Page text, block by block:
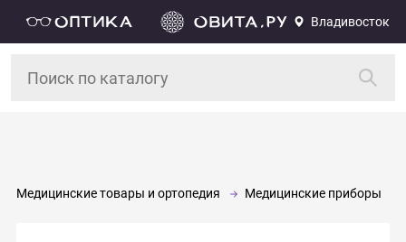
Владивосток
Медицинские товары и ортопедия Медицинские приборы